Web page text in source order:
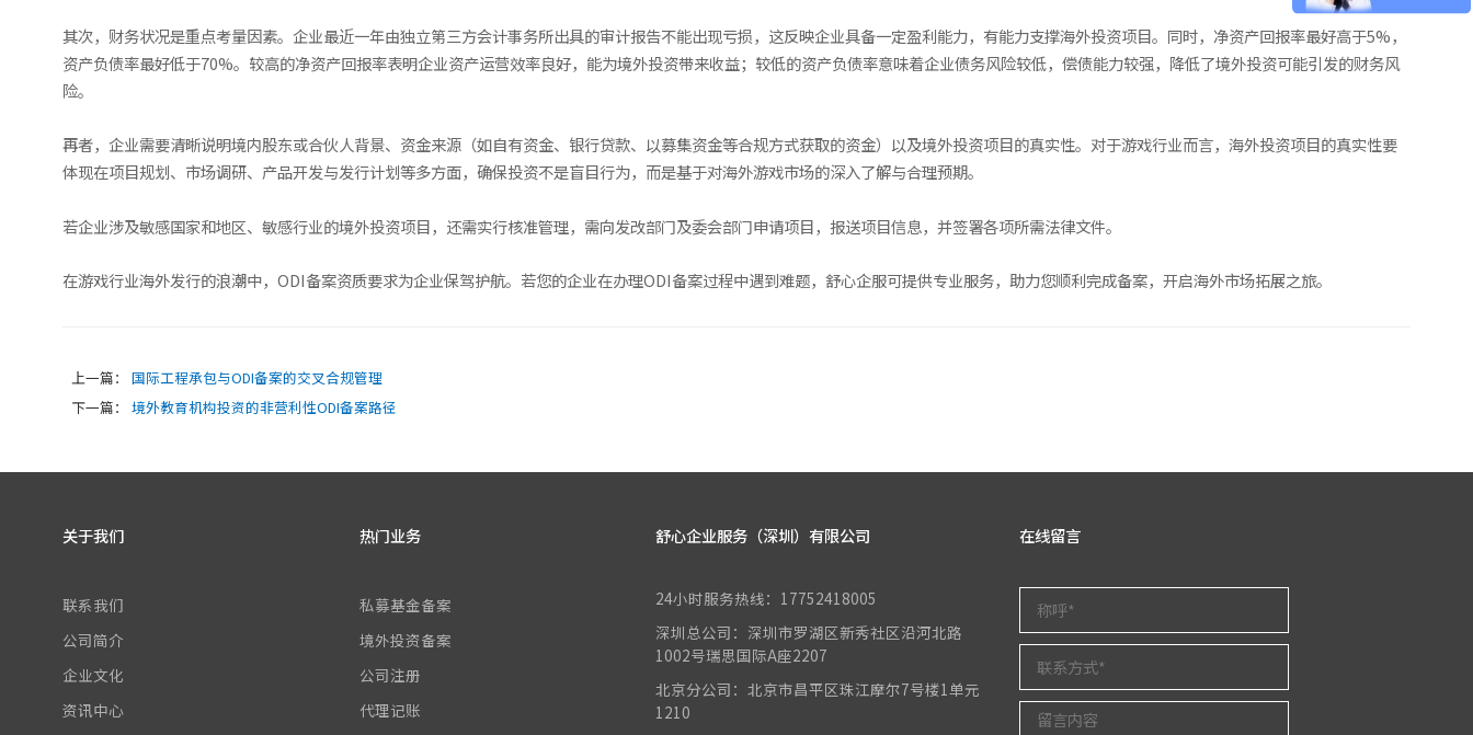
其次，财务状况是重点考量因素。企业最近一年由独立第三方会计事务所出具的审计报告不能出现亏损，这反映企业具备一定盈利能力，有能力支撑海外投资项目。同时，净资产回报率最好高于5%，
资产负债率最好低于70%。较高的净资产回报率表明企业资产运营效率良好，能为境外投资带来收益；较低的资产负债率意味着企业债务风险较低，偿债能力较强，降低了境外投资可能引发的财务风
险。
再者，企业需要清晰说明境内股东或合伙人背景、资金来源（如自有资金、银行贷款、以募集资金等合规方式获取的资金）以及境外投资项目的真实性。对于游戏行业而言，海外投资项目的真实性要
体现在项目规划、市场调研、产品开发与发行计划等多方面，确保投资不是盲目行为，而是基于对海外游戏市场的深入了解与合理预期。
若企业涉及敏感国家和地区、敏感行业的境外投资项目，还需实行核准管理，需向发改部门及委会部门申请项目，报送项目信息，并签署各项所需法律文件。
在游戏行业海外发行的浪潮中，ODI备案资质要求为企业保驾护航。若您的企业在办理ODI备案过程中遇到难题，舒心企服可提供专业服务，助力您顺利完成备案，开启海外市场拓展之旅。
上一篇：
国际工程承包与ODI备案的交叉合规管理
下一篇：
境外教育机构投资的非营利性ODI备案路径
关于我们
联系我们
公司简介
企业文化
资讯中心
热门业务
私募基金备案
境外投资备案
公司注册
代理记账
舒心企业服务（深圳）有限公司
24小时服务热线：17752418005
深圳总公司：深圳市罗湖区新秀社区沿河北路
1002号瑞思国际A座2207
北京分公司：北京市昌平区珠江摩尔7号楼1单元
1210
在线留言